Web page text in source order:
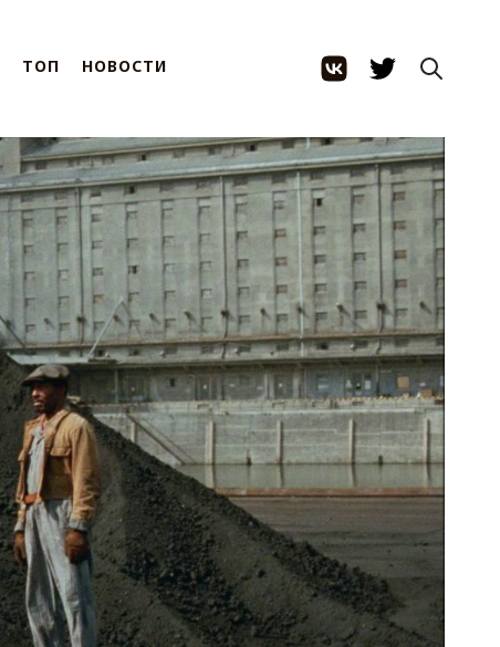
ТОП НОВОСТИ